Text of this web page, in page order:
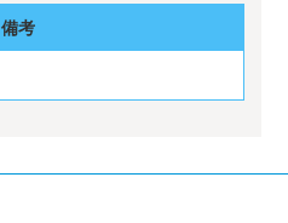
備考